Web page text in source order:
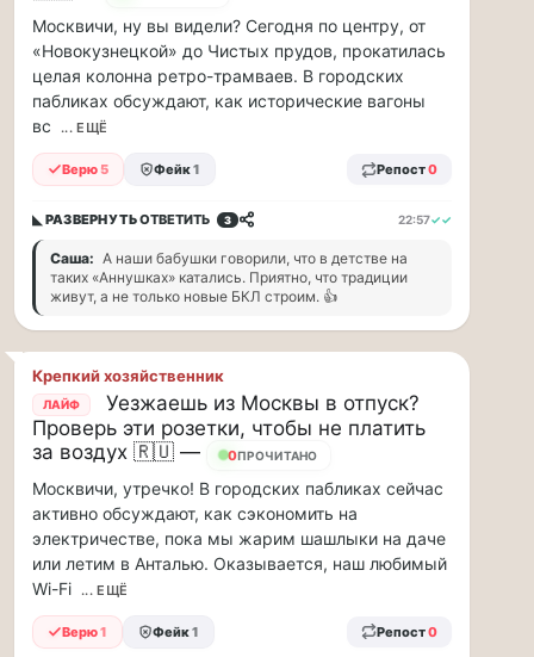
1
августа
в
московском
парке
«Сокольники»
откроется
«Капибара
кафе».
новое
уютное
место
рядом
с
популярной
площадкой
«Гайд
Парк».
можно
провести
время
всей
семьей
и
по...
Москвичи, ну вы видели? Сегодня по центру, от
«Новокузнецкой» до Чистых прудов, прокатилась
целая колонна ретро-трамваев. В городских
пабликах обсуждают, как исторические вагоны
вс
... ЕЩЁ
Верю 5 Фейк1 Репост0
◣ РАЗВЕРНУТЬОТВЕТИТЬ 3 22:57✓✓
Саша: А наши бабушки говорили, что в детстве на
таких «Аннушках» катались. Приятно, что традиции
живут, а не только новые БКЛ строим. 👍
Крепкий хозяйственник
ЛАЙФ
Уезжаешь из Москвы в отпуск?
Проверь эти розетки, чтобы не платить
за воздух 🇷🇺 —
0ПРОЧИТАНО
Москвичи, утречко! В городских пабликах сейчас
активно обсуждают, как сэкономить на
электричестве, пока мы жарим шашлыки на даче
или летим в Анталью. Оказывается, наш любимый
Wi-Fi ... ЕЩЁ
Верю1 Фейк1 Репост0